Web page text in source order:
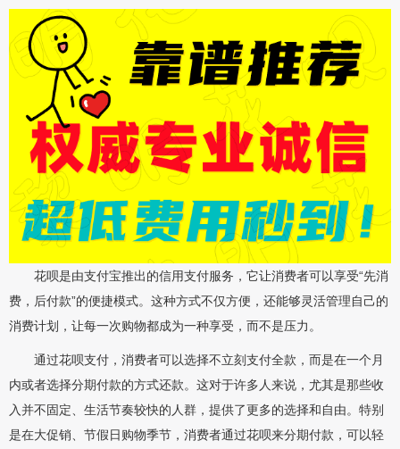
花呗是由支付宝推出的信用支付服务，它让消费者可以享受“先消
费，后付款”的便捷模式。这种方式不仅方便，还能够灵活管理自己的
消费计划，让每一次购物都成为一种享受，而不是压力。
通过花呗支付，消费者可以选择不立刻支付全款，而是在一个月
内或者选择分期付款的方式还款。这对于许多人来说，尤其是那些收
入并不固定、生活节奏较快的人群，提供了更多的选择和自由。特别
是在大促销、节假日购物季节，消费者通过花呗来分期付款，可以轻